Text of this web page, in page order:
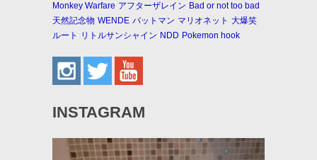
Monkey Warfare アフターザレイン Bad or not too bad
天然記念物 WENDE バットマン マリオネット 大爆笑
ルート
リトルサンシャイン NDD Pokemon hook
INSTAGRAM